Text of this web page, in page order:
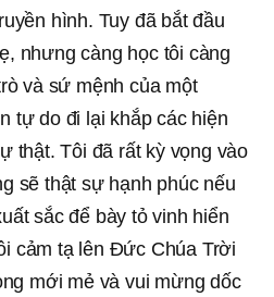
hình. Tuy đã bắt đầu
nhưng càng học tôi càng
và sứ mệnh của một
tự do đi lại khắp các hiện
thật. Tôi đã rất kỳ vọng vào
sẽ thật sự hạnh phúc nếu
sắc để bày tỏ vinh hiển
cảm tạ lên Đức Chúa Trời
mới mẻ và vui mừng dốc